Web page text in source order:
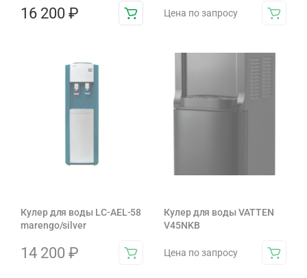
16 200 ₽ Цена по запросу
Кулер для воды LC-AEL-58
marengo/silver
14 200 ₽
Кулер для воды VATTEN
V45NKB
Цена по запросу